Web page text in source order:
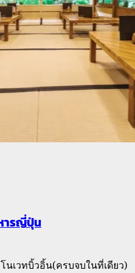
ารญี่ปุ่น
นเวทบิ้วอิ้น(ครบจบในที่เดียว)